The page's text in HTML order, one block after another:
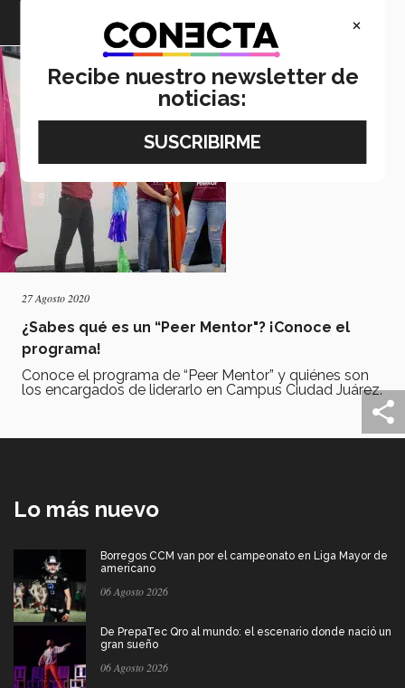
EDUCACIÓN
27 Agosto 2020
¿Sabes qué es un “Peer Mentor"? ¡Conoce el
programa!
Conoce el programa de “Peer Mentor” y quiénes son
los encargados de liderarlo en Campus Ciudad Juárez.
Lo más nuevo
Borregos CCM van por el campeonato en Liga Mayor de
americano
06 Agosto 2026
De PrepaTec Qro al mundo: el escenario donde nació un
gran sueño
06 Agosto 2026
×
Recibe nuestro newsletter de
noticias: